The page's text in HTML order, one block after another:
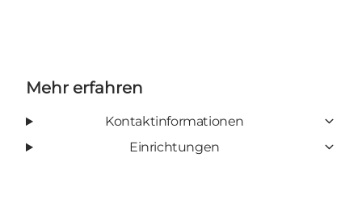
Mehr erfahren
Kontaktinformationen
Einrichtungen